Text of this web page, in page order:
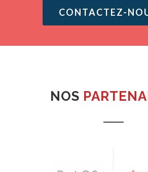
CONTACTEZ-
NOS